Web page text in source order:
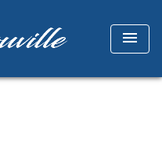
menu